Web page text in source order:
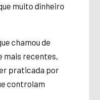
muito dinheiro
chamou de
mais recentes,
praticada por
controlam